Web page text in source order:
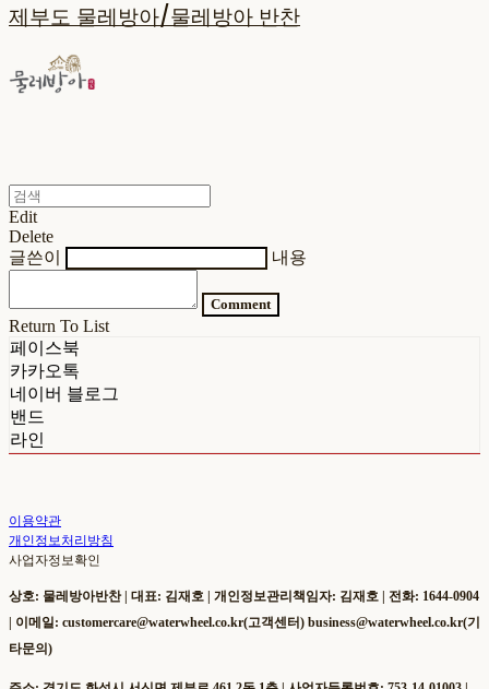
제부도 물레방아/물레방아 반찬
Edit
Delete
글쓴이
내용
Comment
Return To List
페이스북
카카오톡
네이버 블로그
밴드
라인
이용약관
개인정보처리방침
사업자정보확인
상호: 물레방아반찬 | 대표: 김재호 | 개인정보관리책임자: 김재호 | 전화: 1644-0904
| 이메일: customercare@waterwheel.co.kr(고객센터) business@waterwheel.co.kr(기
타문의)